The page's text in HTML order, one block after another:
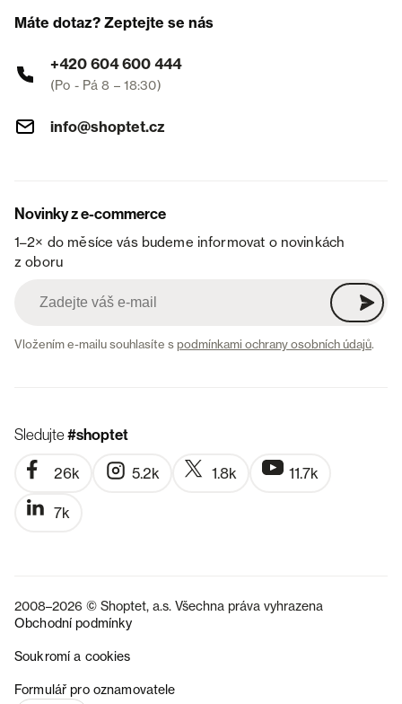
Máte dotaz? Zeptejte se nás
+420 604 600 444
(Po - Pá 8 – 18:30)
info@shoptet.cz
Novinky z e-commerce
1–2× do měsíce vás budeme informovat o novinkách
z oboru
Vložením e-mailu souhlasíte spodmínkami ochrany osobních údajů.
Sledujte#shoptet
26k 5.2k 1.8k 11.7k
7k
2008–2026 © Shoptet, a.s. Všechna práva vyhrazena
Obchodní podmínky
Soukromí a cookies
Formulář pro oznamovatele